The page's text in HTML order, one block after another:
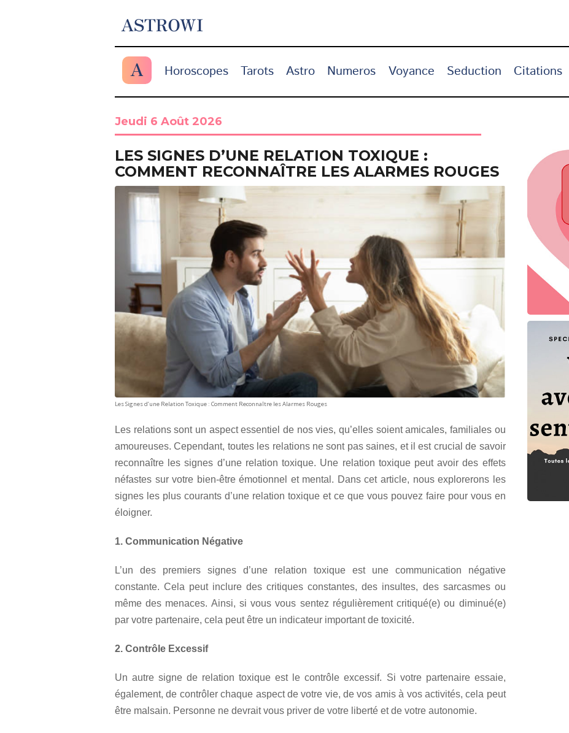
ASTROWI
A Horoscopes Tarots Astro Numeros Voyance Seduction Citations
Jeudi 6 Août 2026
LES SIGNES D’UNE RELATION TOXIQUE :
COMMENT RECONNAÎTRE LES ALARMES ROUGES
Les Signes d’une Relation Toxique : Comment Reconnaître les Alarmes Rouges
Les relations sont un aspect essentiel de nos vies, qu’elles soient amicales, familiales ou
amoureuses. Cependant, toutes les relations ne sont pas saines, et il est crucial de savoir
reconnaître les signes d’une relation toxique. Une relation toxique peut avoir des effets
néfastes sur votre bien-être émotionnel et mental. Dans cet article, nous explorerons les
signes les plus courants d’une relation toxique et ce que vous pouvez faire pour vous en
éloigner.
1. Communication Négative
L’un des premiers signes d’une relation toxique est une communication négative
constante. Cela peut inclure des critiques constantes, des insultes, des sarcasmes ou
même des menaces. Ainsi, si vous vous sentez régulièrement critiqué(e) ou diminué(e)
par votre partenaire, cela peut être un indicateur important de toxicité.
2. Contrôle Excessif
Un autre signe de relation toxique est le contrôle excessif. Si votre partenaire essaie,
également, de contrôler chaque aspect de votre vie, de vos amis à vos activités, cela peut
être malsain. Personne ne devrait vous priver de votre liberté et de votre autonomie.